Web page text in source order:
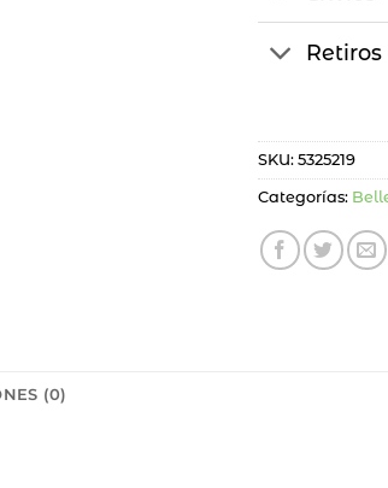
SKU: 5325219
Categorías:
(0)